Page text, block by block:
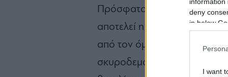
deny
in below
I want
Πρόσφατο παράδειγμα στον
αποτελεί η σκυροδέτηση του
από τον όμιλο Ηρακλής στο
σκυροδεμάτων χαμηλού